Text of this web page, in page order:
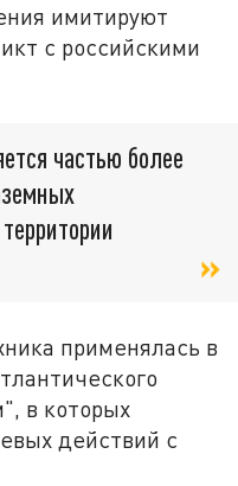
имитируют
с российскими
частью более
применялась в
в которых
действий с